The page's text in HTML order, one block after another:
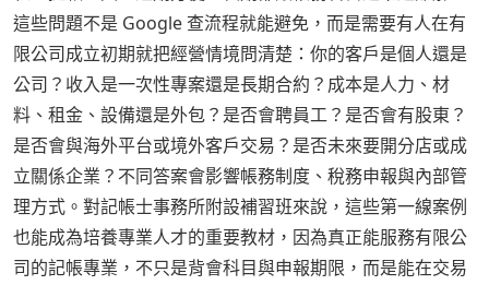
這些問題不是 Google 查流程就能避免，而是需要有人在有
限公司成立初期就把經營情境問清楚：你的客戶是個人還是
公司？收入是一次性專案還是長期合約？成本是人力、材
料、租金、設備還是外包？是否會聘員工？是否會有股東？
是否會與海外平台或境外客戶交易？是否未來要開分店或成
立關係企業？不同答案會影響帳務制度、稅務申報與內部管
理方式。對記帳士事務所附設補習班來說，這些第一線案例
也能成為培養專業人才的重要教材，因為真正能服務有限公
司的記帳專業，不只是背會科目與申報期限，而是能在交易